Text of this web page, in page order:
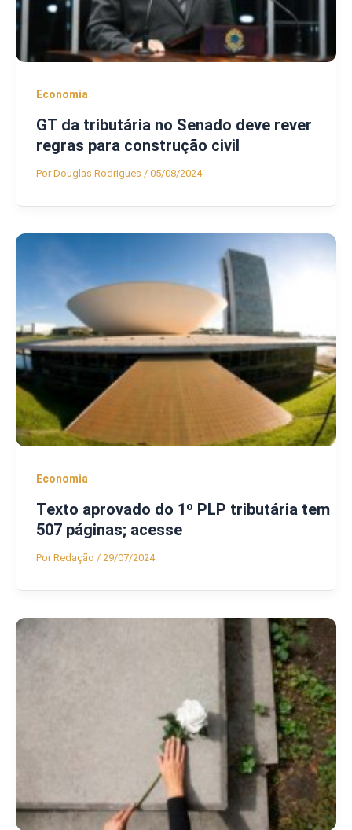
Economia
GT da tributária no Senado deve rever
regras para construção civil
PorDouglas Rodrigues / 05/08/2024
Economia
Texto aprovado do 1º PLP tributária tem
507 páginas; acesse
PorRedação / 29/07/2024